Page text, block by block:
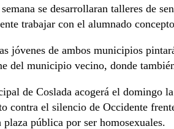
se desarrollaran talleres de
trabajar con el alumnado
jóvenes de ambos municipios
del municipio vecino, donde
de Coslada acogerá el domingo
contra el silencio de Occidente
plaza pública por ser homosexuales.